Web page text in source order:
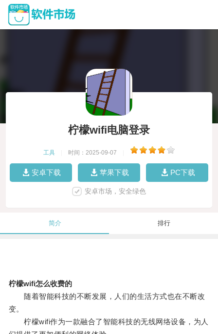
柠檬wifi电脑登录
工具 时间：2025-09-07
安卓下载 苹果下载 PC下载
安卓市场，安全绿色
简介 排行
柠檬wifi怎么收费的
随着智能科技的不断发展，人们的生活方式也在不断改
变。
柠檬wifi作为一款融合了智能科技的无线网络设备，为人